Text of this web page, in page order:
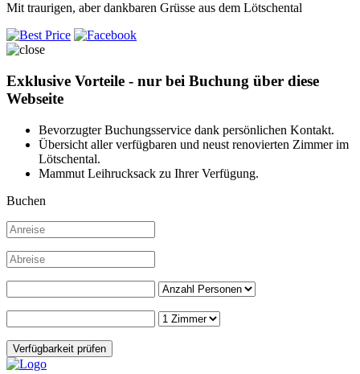
Mit traurigen, aber dankbaren Grüsse aus dem Lötschental
Exklusive Vorteile - nur bei Buchung über diese
Webseite
Bevorzugter Buchungsservice dank persönlichen Kontakt.
Übersicht aller verfügbaren und neust renovierten Zimmer im
Lötschental.
Mammut Leihrucksack zu Ihrer Verfügung.
Buchen